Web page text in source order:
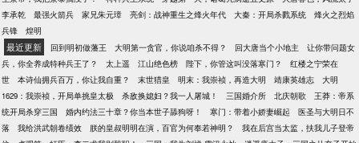
李承乾
最强火箭兵 家兄朱元璋 亮剑：战神重生之烽火年代 大秦：开局杀戮系统
烽火之烈焰
兵锋
煌明
最近更新 回到明初做藩王 大明第一贪官，你说咱杀不得？ 回大唐当个小地主
让你带问题女
兵，你全养成特种兵王了？
太上遥 江山绝色榜 陛下，你管这叫没落寒门？
红楼之宁荣在
世
本诗仙拥兵百万，你让我自重？ 末世猎皇 明末：我崇祯，再造大明 靖康英雄志
大明
1629：我崇祯，开局单挑皇太极
杀敌换媳妇？我一人屠城！ 三国婚介所 北庆朝歌
王莽：帝系
统开局杀穿三国
婚内约法三十章？你当本世子舔狗呀！ 寒门：带着小娇妻崛起
医圣与大明日不
落
我给洪武朝卷绩效 朕的皇叔明明在演，百官为何奉若神明？
我在后宫当太监，扶我儿子登帝